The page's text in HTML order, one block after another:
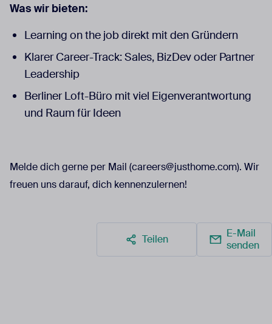
Was wir bieten:
Learning on the job direkt mit den Gründern
Klarer Career-Track: Sales, BizDev oder Partner
Leadership
Berliner Loft-Büro mit viel Eigenverantwortung
und Raum für Ideen
Melde dich gerne per Mail (careers@justhome.com). Wir
freuen uns darauf, dich kennenzulernen!
Teilen
E-Mail
senden